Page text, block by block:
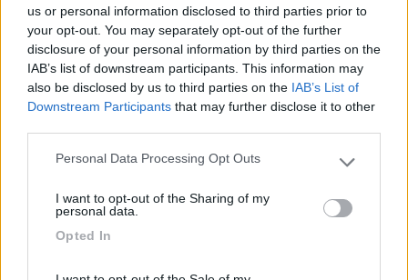
us or personal information disclosed to third parties prior to
your opt-out. You may separately opt-out of the further
disclosure of your personal information by third parties on the
IAB’s list of downstream participants. This information may
also be disclosed by us to third parties on the IAB’s List of
Downstream Participants that may further disclose it to other
Please note that this website/app uses one or more Google
not limited to your visit or usage behaviour. You may click to
grant or deny consent to Google and its third-party tags to
use your data for below specified purposes in below Google
Personal Data Processing Opt Outs
I want to opt-out of the Sharing of my
personal data.
Opted In
Governolo/Roncoferraro (MN) - 18.2km
Strada San Leone Magno 2